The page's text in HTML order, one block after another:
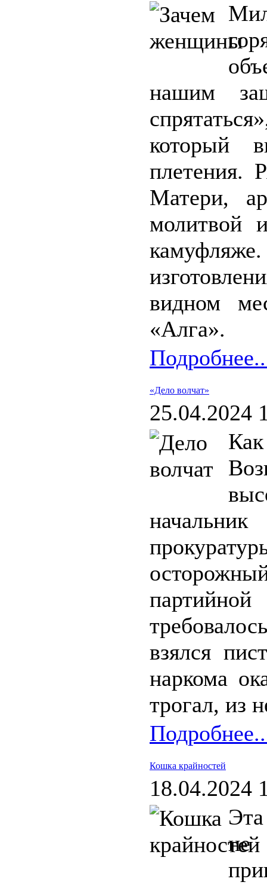
нашим
который
плетения.
Матери,
молитвой
видном
«Алга».
«Дело волчат»
25.04.2024
взялся
наркома
трогал, из
Кошка крайностей
18.04.2024
не